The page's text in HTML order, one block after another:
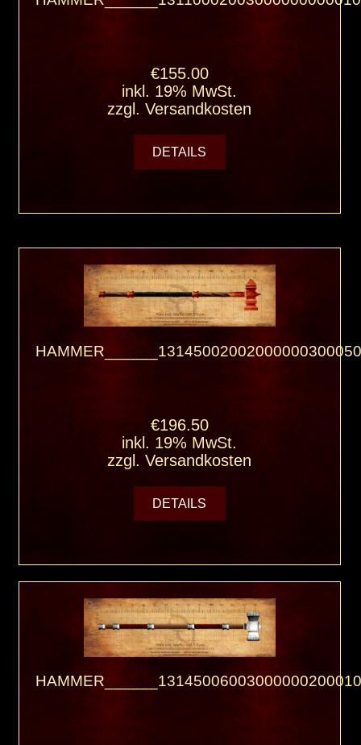
€155.00
inkl. 19% MwSt.
zzgl.Versandkosten
DETAILS
€196.50
inkl. 19% MwSt.
zzgl.Versandkosten
DETAILS